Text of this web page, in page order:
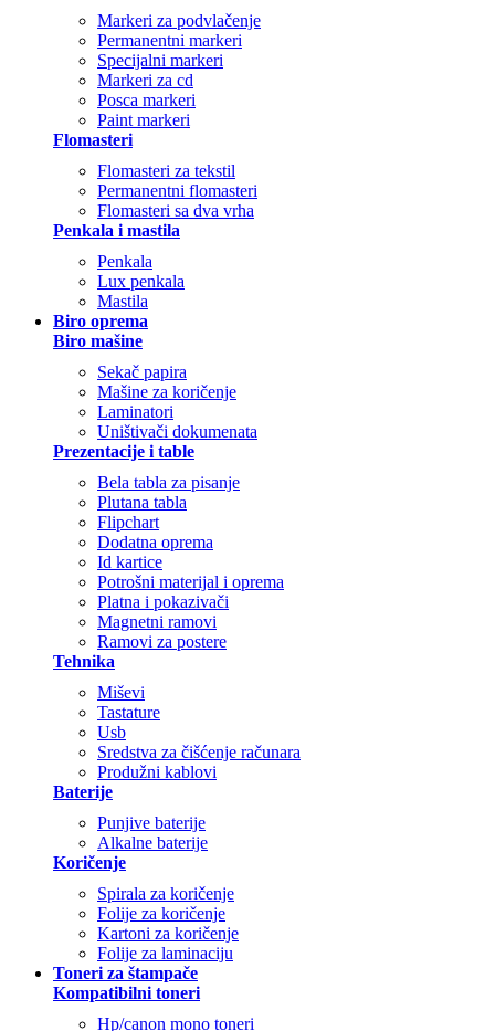
Markeri za podvlačenje
Permanentni markeri
Specijalni markeri
Markeri za cd
Posca markeri
Paint markeri
Flomasteri
Flomasteri za tekstil
Permanentni flomasteri
Flomasteri sa dva vrha
Penkala i mastila
Penkala
Lux penkala
Mastila
Biro oprema
Biro mašine
Sekač papira
Mašine za koričenje
Laminatori
Uništivači dokumenata
Prezentacije i table
Bela tabla za pisanje
Plutana tabla
Flipchart
Dodatna oprema
Id kartice
Potrošni materijal i oprema
Platna i pokazivači
Magnetni ramovi
Ramovi za postere
Tehnika
Miševi
Tastature
Usb
Sredstva za čišćenje računara
Produžni kablovi
Baterije
Punjive baterije
Alkalne baterije
Koričenje
Spirala za koričenje
Folije za koričenje
Kartoni za koričenje
Folije za laminaciju
Toneri za štampače
Kompatibilni toneri
Hp/canon mono toneri